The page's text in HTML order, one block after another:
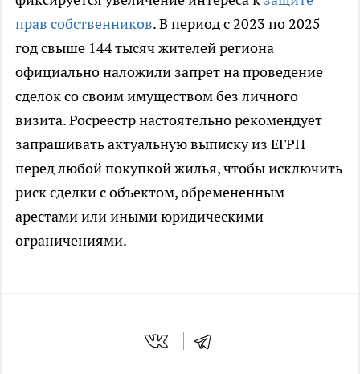
прав собственников. В период с 2023 по 2025
год свыше 144 тысяч жителей региона
официально наложили запрет на проведение
сделок со своим имуществом без личного
визита. Росреестр настоятельно рекомендует
запрашивать актуальную выписку из ЕГРН
перед любой покупкой жилья, чтобы исключить
риск сделки с объектом, обремененным
арестами или иными юридическими
ограничениями.